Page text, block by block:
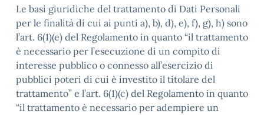
Le basi giuridiche del trattamento di Dati Personali
per le finalità di cui ai punti a), b), d), e), f), g), h) sono
l’art. 6(1)(e) del Regolamento in quanto “il trattamento
è necessario per l’esecuzione di un compito di
interesse pubblico o connesso all’esercizio di
pubblici poteri di cui è investito il titolare del
trattamento” e l’art. 6(1)(c) del Regolamento in quanto
“il trattamento è necessario per adempiere un